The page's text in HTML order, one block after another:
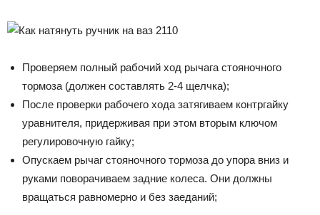
Проверяем полный рабочий ход рычага стояночного
тормоза (должен составлять 2-4 щелчка);
После проверки рабочего хода затягиваем контргайку
уравнителя, придерживая при этом вторым ключом
регулировочную гайку;
Опускаем рычаг стояночного тормоза до упора вниз и
руками поворачиваем задние колеса. Они должны
вращаться равномерно и без заеданий;